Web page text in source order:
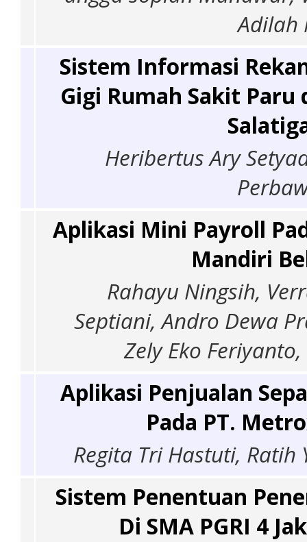
Adilah
Sistem Informasi
Gigi Rumah Sakit
Heribertus Ary
Aplikasi Mini Payroll
Mandiri
Rahayu Ningsih,
Septiani, Andro Dewa
Zely Eko
Aplikasi Penjualan
Pada PT.
Regita Tri Hastuti,
Sistem Penentuan
Di SMA PGRI 4